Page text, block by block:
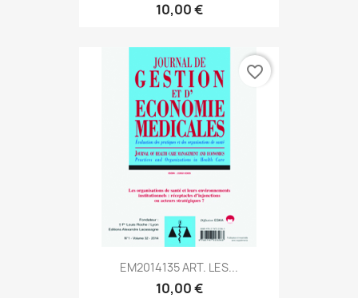
10,00 €
EM2014135 ART. LES...
10,00 €
favorite_border